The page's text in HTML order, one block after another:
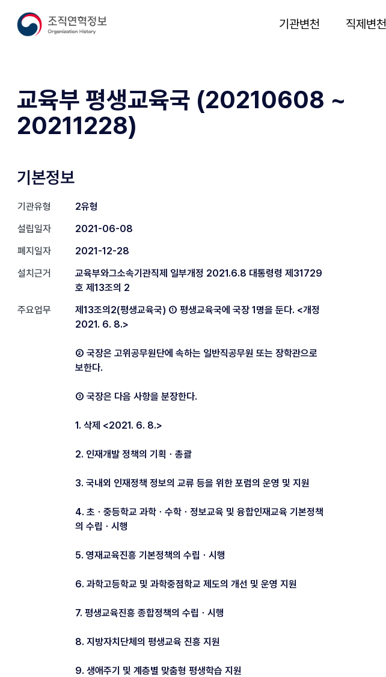
기관변천 직제변천
교육부 평생교육국 (20210608 ~
20211228)
기본정보
기관유형
2유형
설립일자
2021-06-08
폐지일자
2021-12-28
설치근거
교육부와그소속기관직제 일부개정 2021.6.8 대통령령 제31729
호 제13조의 2
주요업무
제13조의2(평생교육국) ① 평생교육국에 국장 1명을 둔다. <개정
2021. 6. 8.>
② 국장은 고위공무원단에 속하는 일반직공무원 또는 장학관으로
보한다.
③ 국장은 다음 사항을 분장한다.
1. 삭제 <2021. 6. 8.>
2. 인재개발 정책의 기획ㆍ총괄
3. 국내외 인재정책 정보의 교류 등을 위한 포럼의 운영 및 지원
4. 초ㆍ중등학교 과학ㆍ수학ㆍ정보교육 및 융합인재교육 기본정책
의 수립ㆍ시행
5. 영재교육진흥 기본정책의 수립ㆍ시행
6. 과학고등학교 및 과학중점학교 제도의 개선 및 운영 지원
7. 평생교육진흥 종합정책의 수립ㆍ시행
8. 지방자치단체의 평생교육 진흥 지원
9. 생애주기 및 계층별 맞춤형 평생학습 지원